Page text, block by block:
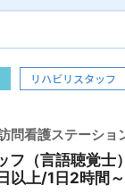
リハビリスタッフ
問看護ステーショ
フ（言語聴覚士
以上/1日2時間